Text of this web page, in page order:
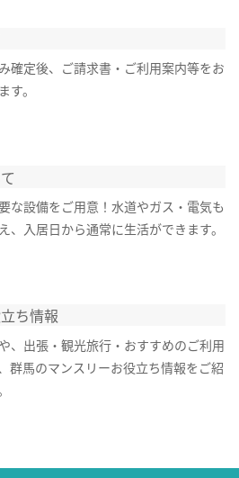
確定後、ご請求書・ご利用案内等をお
す。
な設備をご用意！水道やガス・電気も
、入居日から通常に生活ができます。
ち情報
、出張・観光旅行・おすすめのご利用
群馬のマンスリーお役立ち情報をご紹